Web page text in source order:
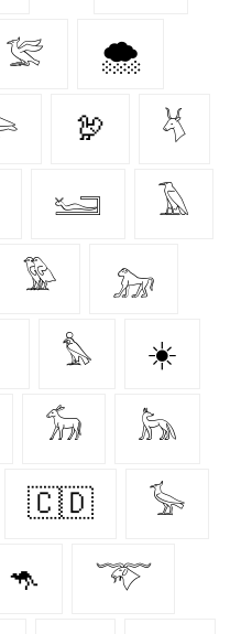
𓅛 🌨️
🦃 𓄃
𓆒 𓄿
𓅳 𓃷
𓅊 ☀️
𓃘 𓃦
🇨🇩 𓅚
🦘 𓄅